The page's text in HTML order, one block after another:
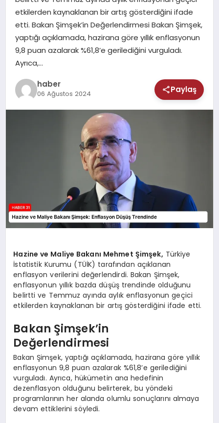
TEKNOLOJI
etkilerden kaynaklanan bir artış gösterdiğini ifade
etti. Bakan Şimşek’in Değerlendirmesi Bakan Şimşek,
yaptığı açıklamada, hazirana göre yıllık enflasyonun
9,8 puan azalarak %61,8’e gerilediğini vurguladı.
Ayrıca,…
haber
06 Ağustos 2024 Paylaş
Hazine ve Maliye Bakanı Mehmet Şimşek, Türkiye
İstatistik Kurumu (TÜİK) tarafından açıklanan
enflasyon verilerini değerlendirdi. Bakan Şimşek,
enflasyonun yıllık bazda düşüş trendinde olduğunu
belirtti ve Temmuz ayında aylık enflasyonun geçici
etkilerden kaynaklanan bir artış gösterdiğini ifade etti.
Bakan Şimşek’in
Değerlendirmesi
Bakan Şimşek, yaptığı açıklamada, hazirana göre yıllık
enflasyonun 9,8 puan azalarak %61,8’e gerilediğini
vurguladı. Ayrıca, hükümetin ana hedefinin
dezenflasyon olduğunu belirterek, bu yöndeki
programlarının her alanda olumlu sonuçlarını almaya
devam ettiklerini söyledi.